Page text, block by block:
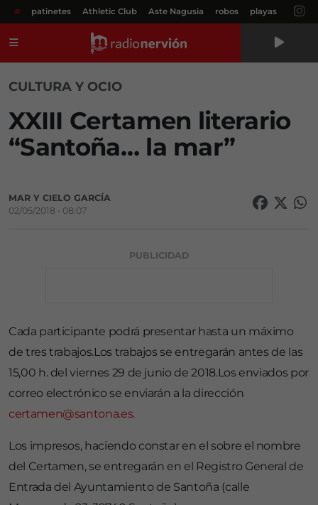
# patinetes Athletic Club Aste Nagusia robos playas
CULTURA Y OCIO
XXIII Certamen literario
“Santoña… la mar”
MAR Y CIELO GARCÍA
02/05/2018 • 08:07
PUBLICIDAD
Cada participante podrá presentar hasta un máximo
de tres trabajos.Los trabajos se entregarán antes de las
15,00 h. del viernes 29 de junio de 2018.Los enviados por
correo electrónico se enviarán a la dirección
certamen@santona.es.
Los impresos, haciendo constar en el sobre el nombre
del Certamen, se entregarán en el Registro General de
Entrada del Ayuntamiento de Santoña (calle